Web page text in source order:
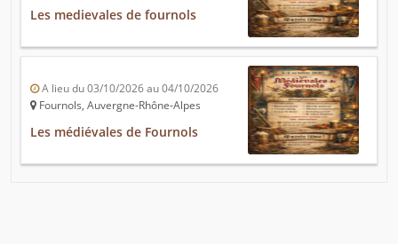
Les medievales de fournols
A lieu du 03/10/2026 au 04/10/2026
Fournols, Auvergne-Rhône-Alpes
Les médiévales de Fournols